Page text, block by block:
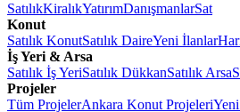
SatılıkKiralıkYatırımDanışmanlarSat
Konut
Satılık KonutSatılık DaireYeni İlanlar
İş Yeri & Arsa
Satılık İş YeriSatılık DükkanSatılık Arsa
Projeler
Tüm ProjelerAnkara Konut Projeleri